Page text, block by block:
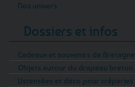
Nos univers
Dossiers et infos
Cadeaux et souvenirs de Bretagne
Objets autour du drapeau breton
Ustensiles et déco pour crêperies